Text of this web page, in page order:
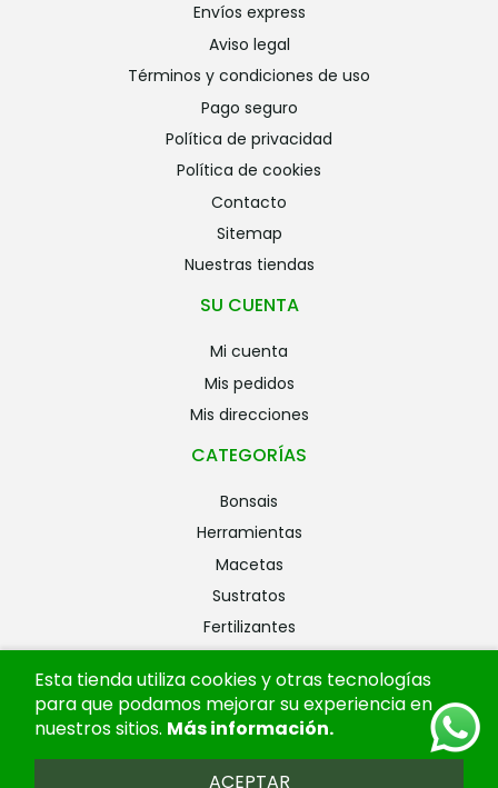
envíos express
aviso legal
términos y condiciones de uso
pago seguro
política de privacidad
política de cookies
contacto
sitemap
nuestras tiendas
SU CUENTA
mi cuenta
mis pedidos
mis direcciones
CATEGORÍAS
bonsais
herramientas
macetas
sustratos
fertilizantes
alambres
ofertas
Esta tienda utiliza cookies y otras tecnologías
para que podamos mejorar su experiencia en
nuestros sitios. Más información.
ACEPTAR